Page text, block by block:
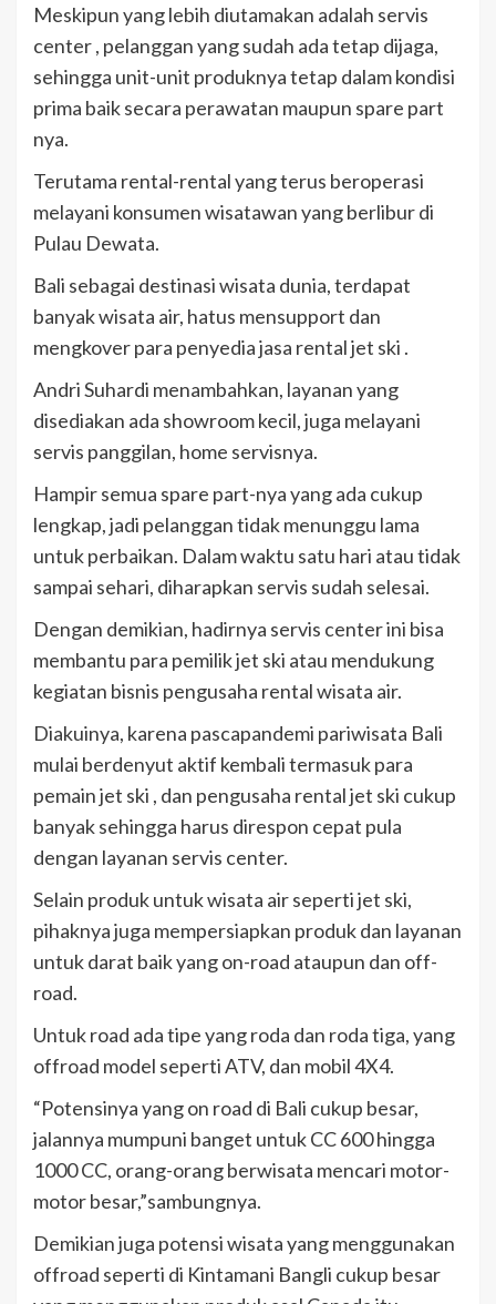
Meskipun yang lebih diutamakan adalah servis
center , pelanggan yang sudah ada tetap dijaga,
sehingga unit-unit produknya tetap dalam kondisi
prima baik secara perawatan maupun spare part
nya.
Terutama rental-rental yang terus beroperasi
melayani konsumen wisatawan yang berlibur di
Pulau Dewata.
Bali sebagai destinasi wisata dunia, terdapat
banyak wisata air, hatus mensupport dan
mengkover para penyedia jasa rental jet ski .
Andri Suhardi menambahkan, layanan yang
disediakan ada showroom kecil, juga melayani
servis panggilan, home servisnya.
Hampir semua spare part-nya yang ada cukup
lengkap, jadi pelanggan tidak menunggu lama
untuk perbaikan. Dalam waktu satu hari atau tidak
sampai sehari, diharapkan servis sudah selesai.
Dengan demikian, hadirnya servis center ini bisa
membantu para pemilik jet ski atau mendukung
kegiatan bisnis pengusaha rental wisata air.
Diakuinya, karena pascapandemi pariwisata Bali
mulai berdenyut aktif kembali termasuk para
pemain jet ski , dan pengusaha rental jet ski cukup
banyak sehingga harus direspon cepat pula
dengan layanan servis center.
Selain produk untuk wisata air seperti jet ski,
pihaknya juga mempersiapkan produk dan layanan
untuk darat baik yang on-road ataupun dan off-
road.
Untuk road ada tipe yang roda dan roda tiga, yang
offroad model seperti ATV, dan mobil 4X4.
“Potensinya yang on road di Bali cukup besar,
jalannya mumpuni banget untuk CC 600 hingga
1000 CC, orang-orang berwisata mencari motor-
motor besar,”sambungnya.
Demikian juga potensi wisata yang menggunakan
offroad seperti di Kintamani Bangli cukup besar